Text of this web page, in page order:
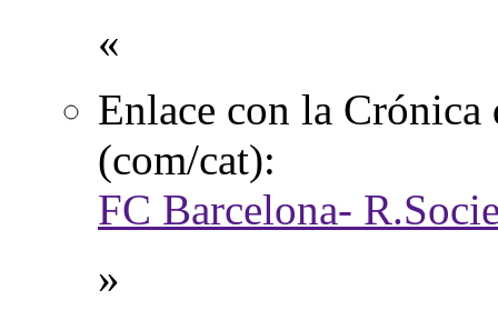
«
Enlace con la Crónica
(com/cat):
FC Barcelona-
»